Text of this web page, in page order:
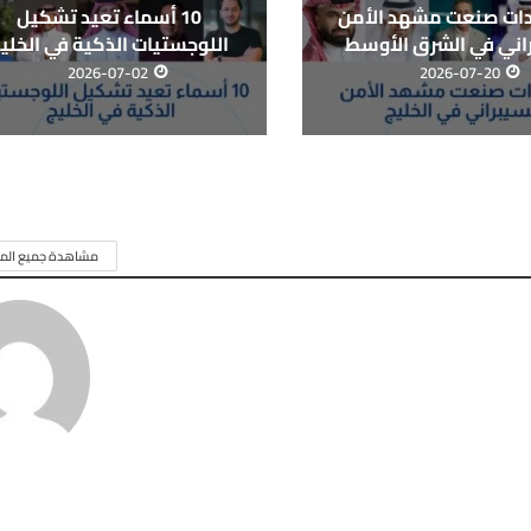
صنعت مشهد الأمن
في الشرق الأوسط
2026-07-20
10 أسماء تعيد تشكيل
اللوجستيات الذكية في
2026-07-02
مشاهدة جميع